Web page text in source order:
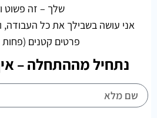
שלך – זה פשוט
אני עושה בשבילך את כל
פרטים קטנים
נתחיל מההתחלה –